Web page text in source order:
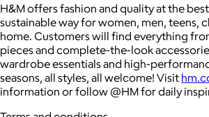
H&M offers fashion and quality at the
sustainable way for women, men, teens,
home. Customers will find everything
pieces and complete-the-look
wardrobe essentials and high-
seasons, all styles, all welcome! Visit
information or follow @HM for daily